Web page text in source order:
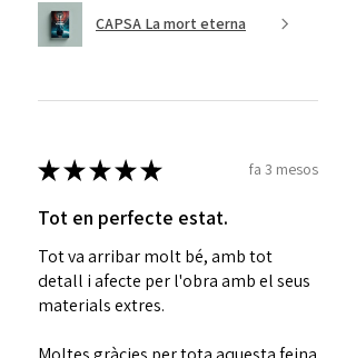
CAPSA La mort eterna
★★★★★ fa 3 mesos
Tot en perfecte estat.
Tot va arribar molt bé, amb tot
detall i afecte per l'obra amb el seus
materials extres.